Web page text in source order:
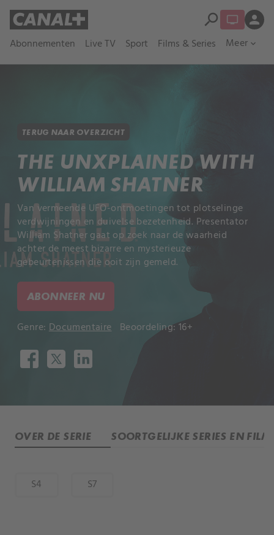
Abonnementen Live TV Sport Films & Series Meer expand_more
search person
TERUG NAAR OVERZICHT
THE UNXPLAINED WITH
WILLIAM SHATNER
Van vermeende UFO-ontmoetingen tot plotselinge
verdwijningen en duivelse bezetenheid. Presentator
William Shatner gaat op zoek naar de waarheid
achter de meest bizarre en mysterieuze
gebeurtenissen die ooit zijn gemeld.
ABONNEER NU
Genre: Documentaire Beoordeling: 16+
OVER DE SERIE SOORTGELIJKE SERIES EN
S4 S7